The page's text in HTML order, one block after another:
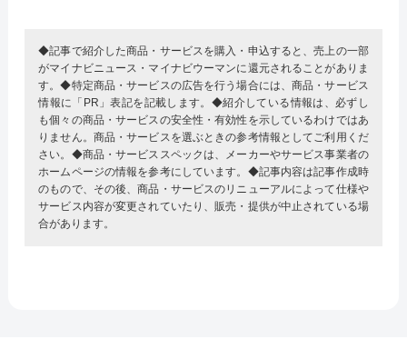
◆記事で紹介した商品・サービスを購入・申込すると、売上の一部
がマイナビニュース・マイナビウーマンに還元されることがありま
す。◆特定商品・サービスの広告を行う場合には、商品・サービス
情報に「PR」表記を記載します。◆紹介している情報は、必ずし
も個々の商品・サービスの安全性・有効性を示しているわけではあ
りません。商品・サービスを選ぶときの参考情報としてご利用くだ
さい。◆商品・サービススペックは、メーカーやサービス事業者の
ホームページの情報を参考にしています。◆記事内容は記事作成時
のもので、その後、商品・サービスのリニューアルによって仕様や
サービス内容が変更されていたり、販売・提供が中止されている場
合があります。